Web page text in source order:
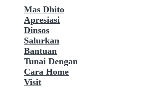
Mas Dhito
Apresiasi
Dinsos
Salurkan
Bantuan
Tunai Dengan
Cara Home
Visit